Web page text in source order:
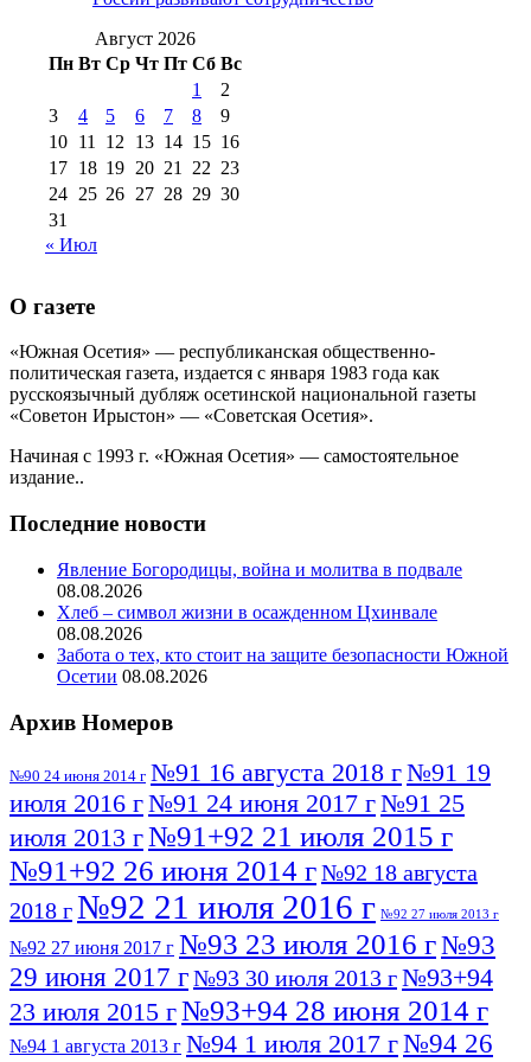
2017 г(9)
№99 4 августа
2016 г(12) №99 8 июля 2014 г
августа 2012 г(11)
августа 2013 г
(12)
Август 2026
Пн Вт Ср Чт Пт Сб Вс
1
2
3
4 5 6 7 8
9
10 11 12 13 14 15 16
17 18 19 20 21 22 23
24 25 26 27 28 29 30
31
« Июл
О газете
«Южная Осетия» — республиканская общественно-
политическая газета, издается с января 1983 года как
русскоязычный дубляж осетинской национальной газеты
«Советон Ирыстон» — «Советская Осетия».
Начиная с 1993 г. «Южная Осетия» — самостоятельное
издание..
Последние новости
Явление Богородицы, война и молитва в подвале
08.08.2026
Хлеб – символ жизни в осажденном Цхинвале
08.08.2026
Забота о тех, кто стоит на защите безопасности Южной
Осетии 08.08.2026
Архив Номеров
№90 24 июня 2014 г №91 16 августа 2018 г№91 19
июля 2016 г№91 24 июня 2017 г№91 25
июля 2013 г№91+92 21 июля 2015 г
№91+92 26 июня 2014 г№92 18 августа
2018 г№92 21 июля 2016 г №92 27 июля 2013 г
№92 27 июня 2017 г №93 23 июля 2016 г№93
29 июня 2017 г№93 30 июля 2013 г№93+94
23 июля 2015 г№93+94 28 июня 2014 г
№94 1 августа 2013 г №94 1 июля 2017 г№94 26